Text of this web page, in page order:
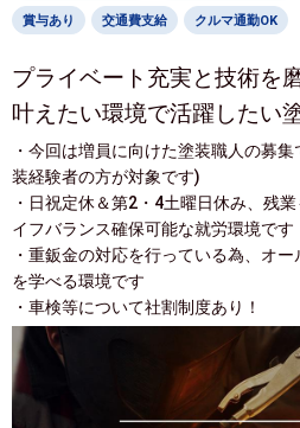
賞与あり 交通費支給 クルマ通勤OK
プライベート充実と技術を
叶えたい環境で活躍したい
・今回は増員に向けた塗装職人の募
装経験者の方が対象です)
・日祝定休＆第2・4土曜日休み、残
イフバランス確保可能な就労環境です
・重鈑金の対応を行っている為、オ
を学べる環境です
・車検等について社割制度あり！